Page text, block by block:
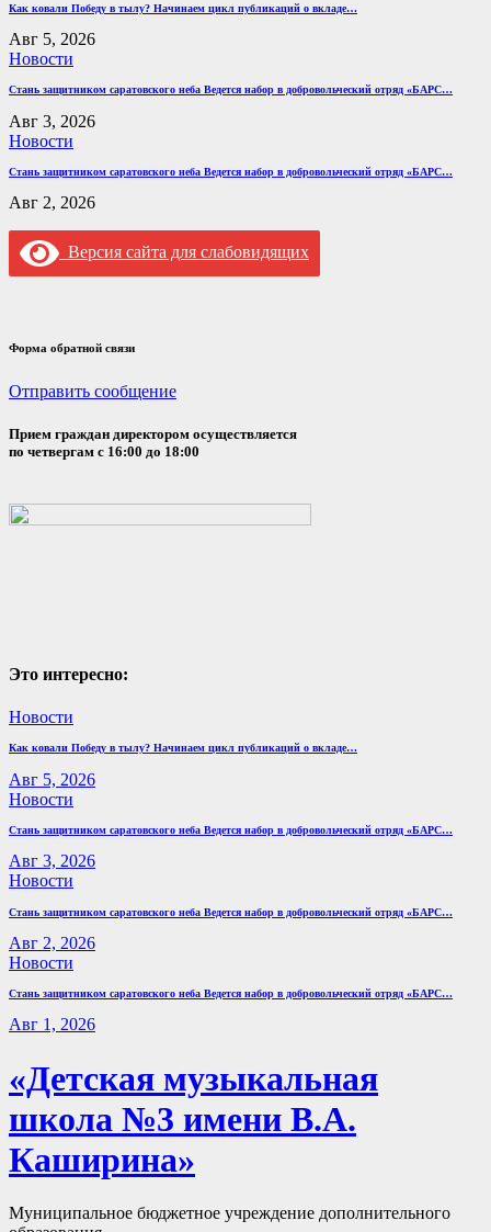
Как ковали Победу в тылу? Начинаем цикл публикаций о вкладе…
Авг 5, 2026
Новости
Стань защитником саратовского неба Ведется набор в добровольческий отряд «БАРС…
Авг 3, 2026
Новости
Стань защитником саратовского неба Ведется набор в добровольческий отряд «БАРС…
Авг 2, 2026
Версия сайта для слабовидящих
Форма обратной связи
Отправить сообщение
Прием граждан директором осуществляется
по четвергам с 16:00 до 18:00
Это интересно:
Новости
Как ковали Победу в тылу? Начинаем цикл публикаций о вкладе…
Авг 5, 2026
Новости
Стань защитником саратовского неба Ведется набор в добровольческий отряд «БАРС…
Авг 3, 2026
Новости
Стань защитником саратовского неба Ведется набор в добровольческий отряд «БАРС…
Авг 2, 2026
Новости
Стань защитником саратовского неба Ведется набор в добровольческий отряд «БАРС…
Авг 1, 2026
«Детская музыкальная
школа №3 имени В.А.
Каширина»
Муниципальное бюджетное учреждение дополнительного